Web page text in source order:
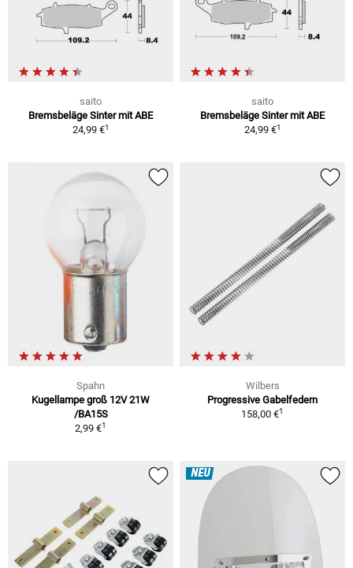
saito
Bremsbeläge Sinter mit ABE
24,99 €1
saito
Bremsbeläge Sinter mit ABE
24,99 €1
Spahn
Kugellampe groß 12V 21W
/BA15S
2,99 €1
Wilbers
Progressive Gabelfedern
158,00 €1
NEU